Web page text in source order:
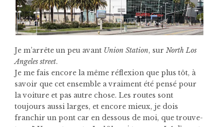
Je m’arrête un peu avant Union Station, sur North Los
Angeles street.
Je me fais encore la même réflexion que plus tôt, à
savoir que cet ensemble a vraiment été pensé pour
la voiture et pas autre chose. Les routes sont
toujours aussi larges, et encore mieux, je dois
franchir un pont car en dessous de moi, que trouve-